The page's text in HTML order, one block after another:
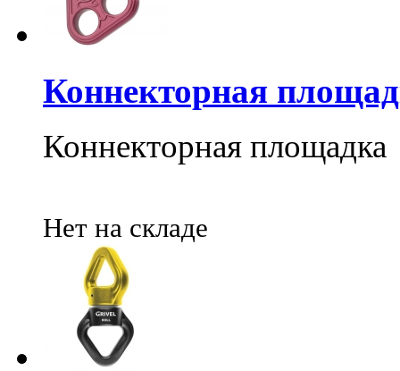
Коннекторная
Коннекторная площадка
Нет на складе